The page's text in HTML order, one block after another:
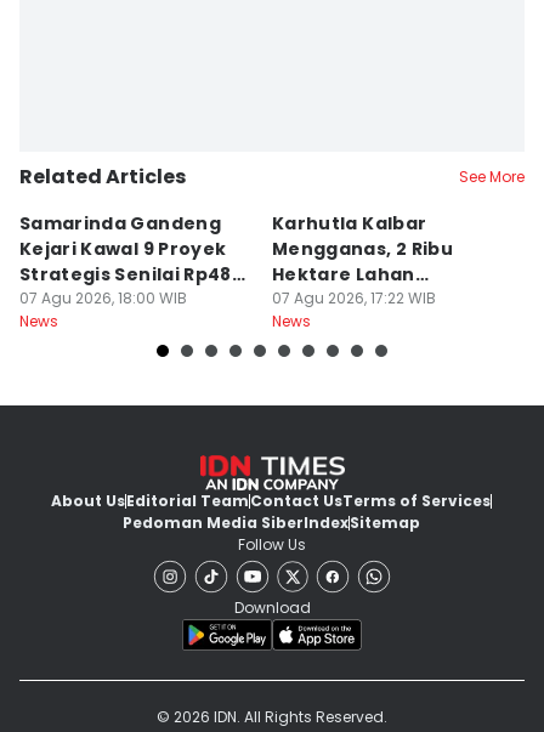
Related Articles See More
Samarinda Gandeng
Kejari Kawal 9 Proyek
Strategis Senilai Rp48
Miliar
07 Agu 2026, 18:00 WIB
News
Karhutla Kalbar
Mengganas, 2 Ribu
Hektare Lahan
Terbakar saat Kemarau
07 Agu 2026, 17:22 WIB
News
About UsEditorial TeamContact UsTerms of Services
Pedoman Media SiberIndexSitemap
Follow Us
Download
© 2026 IDN. All Rights Reserved.